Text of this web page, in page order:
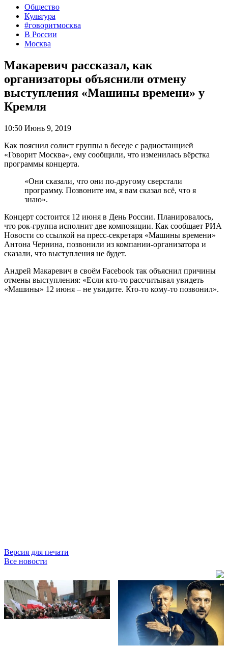
Общество
Культура
#говоритмосква
В России
Москва
Макаревич рассказал, как
организаторы объяснили отмену
выступления «Машины времени» у
Кремля
10:50 Июнь 9, 2019
Как пояснил солист группы в беседе с радиостанцией
«Говорит Москва», ему сообщили, что изменилась вёрстка
программы концерта.
«Они сказали, что они по-другому сверстали
программу. Позвоните им, я вам сказал всё, что я
знаю».
Концерт состоится 12 июня в День России. Планировалось,
что рок-группа исполнит две композиции. Как сообщает РИА
Новости со ссылкой на пресс-секретаря «Машины времени»
Антона Чернина, позвонили из компании-организатора и
сказали, что выступления не будет.
Андрей Макаревич в своём Facebook так объяснил причины
отмены выступления: «Если кто-то рассчитывал увидеть
«Машины» 12 июня – не увидите. Кто-то кому-то позвонил».
Версия для печати
Все новости